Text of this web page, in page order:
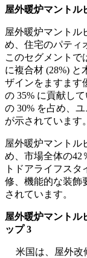
屋外暖炉マントル
屋外暖炉マントル
め、住宅のパティ
このセグメントで
に複合材 (28%) と
ザインをますます
の 35% に貢献し
の 30% を占め、
が示されています。
屋外暖炉マントル
め、市場全体の42
トドアライフス
修、機能的な装飾
されています。
屋外暖炉マントル
ップ 3
米国は、屋外改